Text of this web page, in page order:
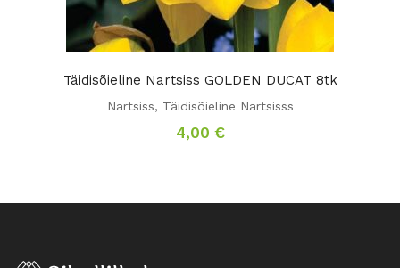
Täidisõieline Nartsiss GOLDEN DUCAT 8tk
Nartsiss, Täidisõieline Nartsisss
4,00 €